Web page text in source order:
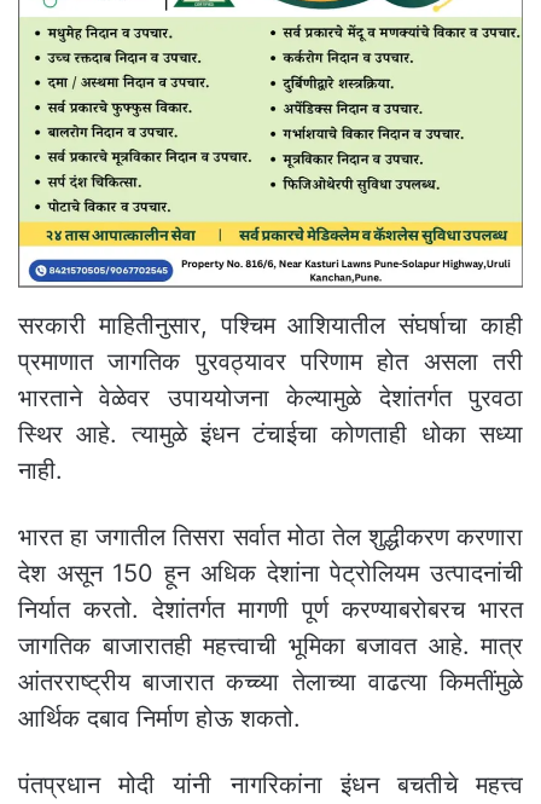
सरकारी माहितीनुसार, पश्चिम आशियातील संघर्षाचा काही
प्रमाणात जागतिक पुरवठ्यावर परिणाम होत असला तरी
भारताने वेळेवर उपाययोजना केल्यामुळे देशांतर्गत पुरवठा
स्थिर आहे. त्यामुळे इंधन टंचाईचा कोणताही धोका सध्या
नाही.
भारत हा जगातील तिसरा सर्वात मोठा तेल शुद्धीकरण करणारा
देश असून 150 हून अधिक देशांना पेट्रोलियम उत्पादनांची
निर्यात करतो. देशांतर्गत मागणी पूर्ण करण्याबरोबरच भारत
जागतिक बाजारातही महत्त्वाची भूमिका बजावत आहे. मात्र
आंतरराष्ट्रीय बाजारात कच्च्या तेलाच्या वाढत्या किमतींमुळे
आर्थिक दबाव निर्माण होऊ शकतो.
पंतप्रधान मोदी यांनी नागरिकांना इंधन बचतीचे महत्त्व